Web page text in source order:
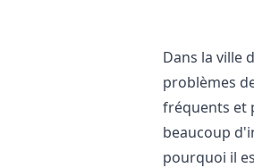
Dans la ville
problèmes
fréquents et
beaucoup
pourquoi il